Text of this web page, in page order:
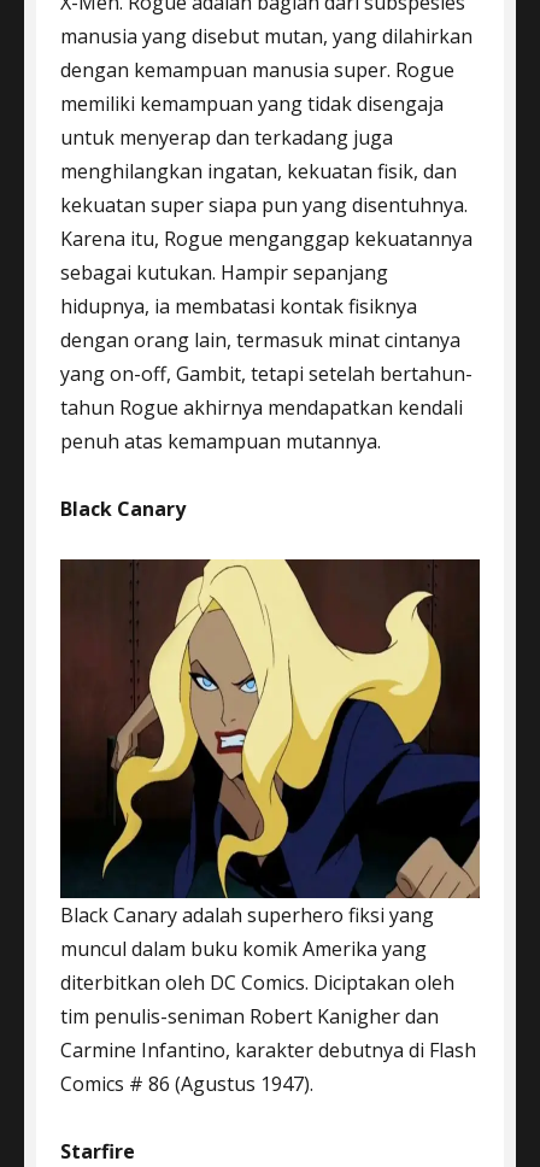
manusia yang disebut mutan, yang dilahirkan
dengan kemampuan manusia super. Rogue
memiliki kemampuan yang tidak disengaja
untuk menyerap dan terkadang juga
menghilangkan ingatan, kekuatan fisik, dan
kekuatan super siapa pun yang disentuhnya.
Karena itu, Rogue menganggap kekuatannya
sebagai kutukan. Hampir sepanjang
hidupnya, ia membatasi kontak fisiknya
dengan orang lain, termasuk minat cintanya
yang on-off, Gambit, tetapi setelah bertahun-
tahun Rogue akhirnya mendapatkan kendali
penuh atas kemampuan mutannya.
Black Canary
Black Canary adalah superhero fiksi yang
muncul dalam buku komik Amerika yang
diterbitkan oleh DC Comics. Diciptakan oleh
tim penulis-seniman Robert Kanigher dan
Carmine Infantino, karakter debutnya di Flash
Comics # 86 (Agustus 1947).
Starfire